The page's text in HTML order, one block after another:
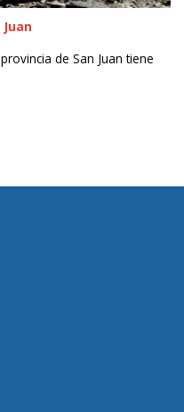
de San Juan tiene